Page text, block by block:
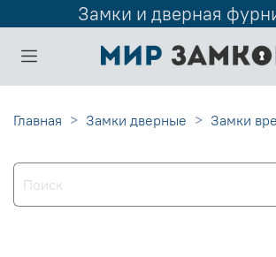
Замки и дверная
Главная Замки дверные Замки